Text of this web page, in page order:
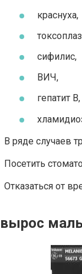
краснуха,
сифилис,
ВИЧ,
гепатит В,
В ряде случаев
Посетить
Отказаться от
вырос